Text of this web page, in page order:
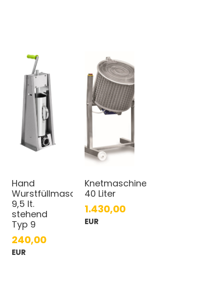
Hand
Wurstfüllmaschine
9,5 lt.
stehend
Typ 9
240,00
EUR
Knetmaschine
40 Liter
1.430,00
EUR